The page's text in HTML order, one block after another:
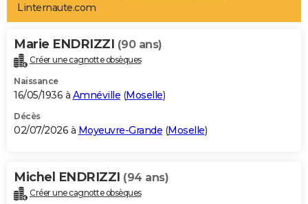
Art de vivre
Bien-être
Loisirs
Mode
Modes de vie
Alimentation
Guide de la santé
Maladies
Médicaments
Sommeil
VOYAGE
Destinations
City break
Voyage nature
Voyage de noces
Forum
Climat
+PHOTO
GUIDES D'ACHAT
BONS PLANS
Carte de Noël
Carte Bonne année
Carte Saint-Valentin
Carte Pâques
Carte d'anniversaire
DICTIONNAIRE
Linternaute.com
Marie ENDRIZZI (90 ans)
Créer une cagnotte obsèques
Naissance
16/05/1936 à Amnéville (Moselle)
Décès
02/07/2026 à Moyeuvre-Grande (Moselle)
Michel ENDRIZZI (94 ans)
Créer une cagnotte obsèques